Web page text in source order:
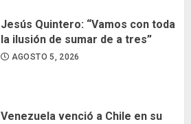
Jesús Quintero: “Vamos con toda
la ilusión de sumar de a tres”
AGOSTO 5, 2026
Venezuela venció a Chile en su